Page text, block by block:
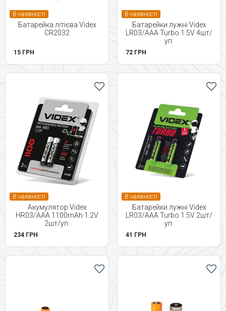
В наявності
Батарейка літієва Videx
CR2032
15 ГРН
В наявності
Батарейки лужні Videx
LR03/AAA Turbo 1.5V 4шт/
уп.
72 ГРН
В наявності
Акумулятор Videx
HR03/AAA 1100mAh 1.2V
2шт/уп.
234 ГРН
В наявності
Батарейки лужні Videx
LR03/AAA Turbo 1.5V 2шт/
уп.
41 ГРН